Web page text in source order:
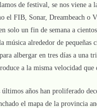
de festival, se nos viene a
el FIB, Sonar, Dreambeach o
solo un fin de semana a
música alrededor de pequeñas
albergar en tres días a una
a la misma velocidad que
últimos años han proliferado
el mapa de la provincia